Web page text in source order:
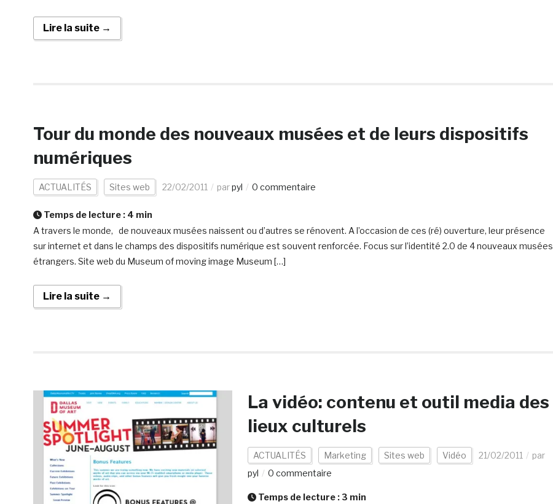
Lire la suite →
Tour du monde des nouveaux musées et de leurs dispositifs
numériques
ACTUALITÉS Sites web 22/02/2011 parpyl 0 commentaire
Temps de lecture : 4 min
A travers le monde, de nouveaux musées naissent ou d’autres se rénovent. A l’occasion de ces (ré) ouverture, leur présence
sur internet et dans le champs des dispositifs numérique est souvent renforcée. Focus sur l’identité 2.0 de 4 nouveaux musées
étrangers. Site web du Museum of moving image Museum […]
Lire la suite →
La vidéo: contenu et outil media des
lieux culturels
ACTUALITÉS Marketing Sites web Vidéo 21/02/2011
par
pyl
0 commentaire
Temps de lecture : 3 min